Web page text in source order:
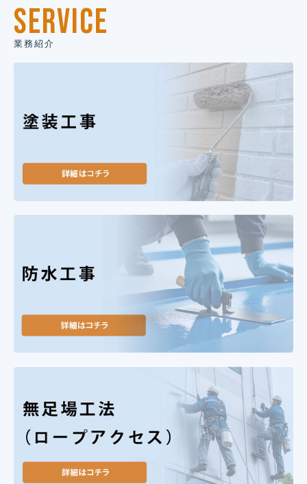
SERVICE
業務紹介